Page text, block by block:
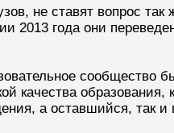
не ставят вопрос
2013 года они
сообщество
качества образования,
а оставшийся, так